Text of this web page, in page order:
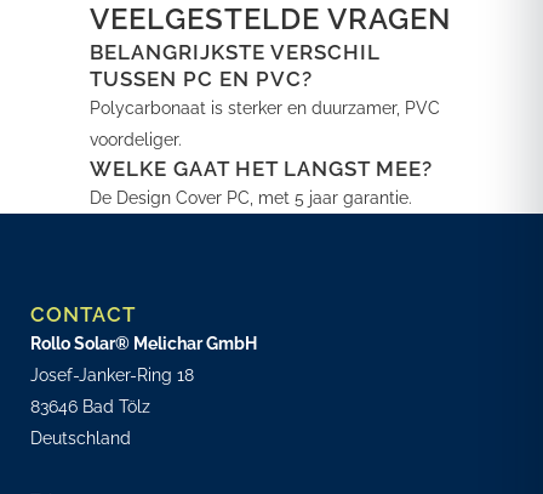
VEELGESTELDE VRAGEN
BELANGRIJKSTE VERSCHIL
TUSSEN PC EN PVC?
Polycarbonaat is sterker en duurzamer, PVC
voordeliger.
WELKE GAAT HET LANGST MEE?
De Design Cover PC, met 5 jaar garantie.
CONTACT
Rollo Solar® Melichar GmbH
Josef-Janker-Ring 18
83646 Bad Tölz
Deutschland